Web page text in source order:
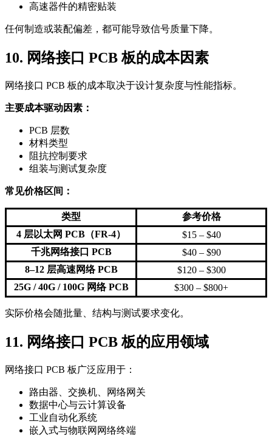
高速器件的精密贴装
任何制造或装配偏差，都可能导致信号质量下降。
10. 网络接口 PCB 板的成本因素
网络接口 PCB 板的成本取决于设计复杂度与性能指标。
主要成本驱动因素：
PCB 层数
材料类型
阻抗控制要求
组装与测试复杂度
常见价格区间：
类型
参考价格
4 层以太网 PCB（FR-4）
$15 – $40
千兆网络接口 PCB
$40 – $90
8–12 层高速网络 PCB
$120 – $300
25G / 40G / 100G 网络 PCB
$300 – $800+
实际价格会随批量、结构与测试要求变化。
11. 网络接口 PCB 板的应用领域
网络接口 PCB 板广泛应用于：
路由器、交换机、网络网关
数据中心与云计算设备
工业自动化系统
嵌入式与物联网网络终端